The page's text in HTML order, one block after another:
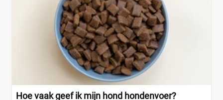
Hoe vaak geef ik mijn hond hondenvoer?